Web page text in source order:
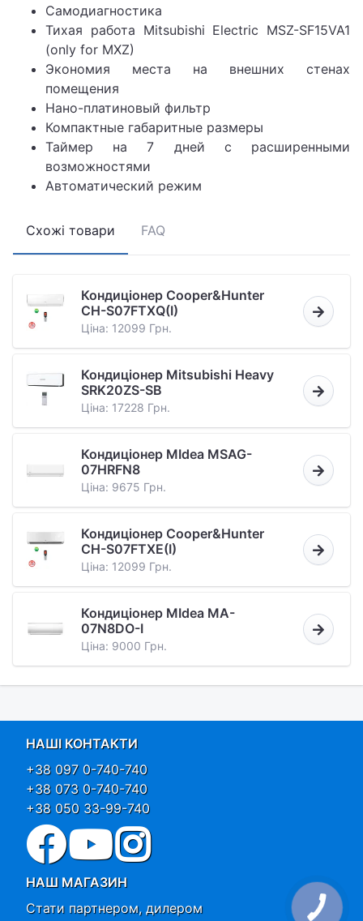
Самодиагностика
Тихая работа Mitsubishi Electric MSZ-SF15VA1
(only for MXZ)
Экономия места на внешних стенах
помещения
Нано-платиновый фильтр
Компактные габаритные размеры
Таймер на 7 дней с расширенными
возможностями
Автоматический режим
Схожі товари FAQ
Кондиціонер Cooper&Hunter
CH-S07FTXQ(I)
Ціна: 12099 Грн.
Кондиціонер Mitsubishi Heavy
SRK20ZS-SB
Ціна: 17228 Грн.
Кондиціонер MIdea MSAG-
07HRFN8
Ціна: 9675 Грн.
Кондиціонер Cooper&Hunter
CH-S07FTXE(I)
Ціна: 12099 Грн.
Кондиціонер MIdea MA-
07N8DO-I
Ціна: 9000 Грн.
НАШІ КОНТАКТИ
+38 097 0-740-740
+38 073 0-740-740
+38 050 33-99-740
НАШ МАГАЗИН
Стати партнером, дилером